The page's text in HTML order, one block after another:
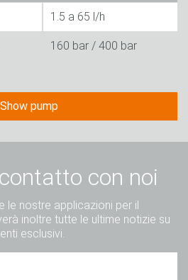
1.5 a 65 l/h
160 bar / 400 bar
Show pump
con noi
le nostre applicazioni per il
inoltre tutte le ultime notizie su
esclusivi.